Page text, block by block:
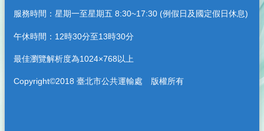
服務時間：星期一至星期五 8:30~17:30 (例假日及國定假日休息)
午休時間：12時30分至13時30分
最佳瀏覽解析度為1024×768以上
Copyright©2018 臺北市公共運輸處 版權所有